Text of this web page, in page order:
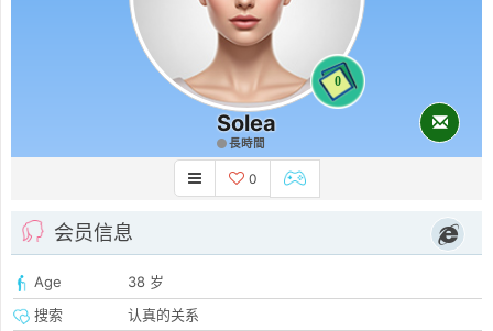
0
Solea
長時間
0
会员信息
Age
38 岁
搜索
认真的关系